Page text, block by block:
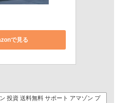
で見る
投資 送料無料 サポート アマゾン プ